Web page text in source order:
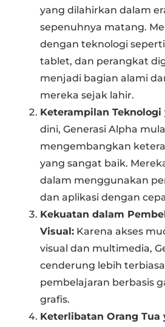
yang dilahirkan dalam
sepenuhnya matang.
dengan teknologi
tablet, dan perangkat
menjadi bagian alami
mereka sejak lahir.
Keterampilan Teknologi
dini, Generasi Alpha
mengembangkan
yang sangat baik.
dalam menggunakan
dan aplikasi dengan
Kekuatan dalam
Visual: Karena akses
visual dan multimedia,
cenderung lebih
pembelajaran berbasis
grafis.
Keterlibatan Orang Tua